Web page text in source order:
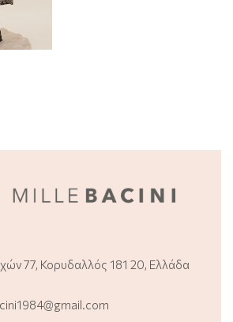
77, Κορυδαλλός 181 20, Ελλάδα